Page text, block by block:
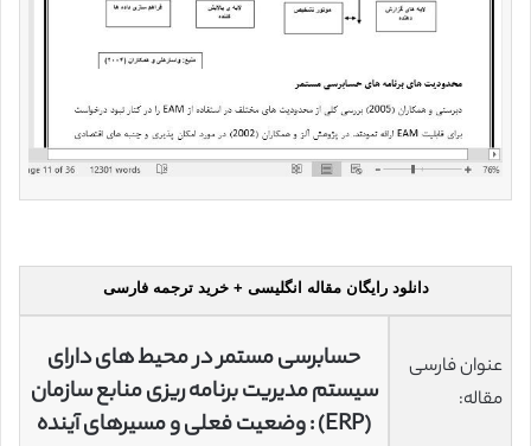
دانلود رایگان مقاله انگلیسی + خرید ترجمه فارسی
عنوان فارسی
مقاله:
حسابرسی مستمر در محیط های دارای
سیستم مدیریت برنامه ریزی منابع سازمان
(ERP) : وضعیت فعلی و مسیرهای آینده